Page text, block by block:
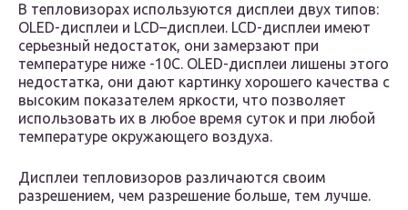
В тепловизорах используются дисплеи двух типов:
OLED-дисплеи и LCD–дисплеи. LCD-дисплеи имеют
серьезный недостаток, они замерзают при
температуре ниже -10С. OLED-дисплеи лишены этого
недостатка, они дают картинку хорошего качества с
высоким показателем яркости, что позволяет
использовать их в любое время суток и при любой
температуре окружающего воздуха.
Дисплеи тепловизоров различаются своим
разрешением, чем разрешение больше, тем лучше.